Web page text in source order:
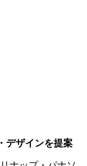
デザインを提案